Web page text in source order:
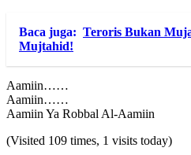
Baca juga: Teroris Bukan
Mujtahid!
Aamiin……
Aamiin……
Aamiin Ya Robbal Al-Aamiin
(Visited 109 times, 1 visits today)